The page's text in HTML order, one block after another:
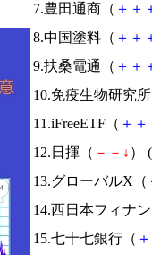
7.豊田通商（ ＋ ＋
8.中国塗料（ ＋ ＋
9.扶桑電通（ ＋ ＋
10.免疫生物研究
11.iFreeETF（ ＋ ＋
12.日揮（ － － ↓ ） (
13.グローバルX（
14.西日本フィナ
15.七十七銀行（ ＋